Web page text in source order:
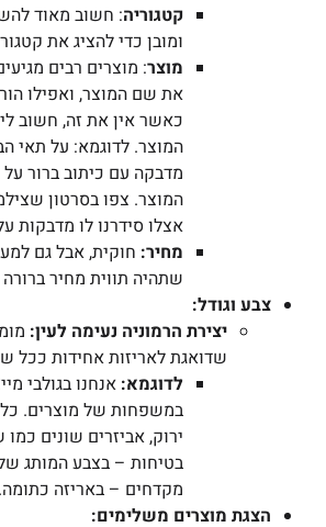
קטגוריה: חשוב מאוד
ומובן כדי להציג את
מוצר: מוצרים רבים
את שם המוצר, ואפילו
כאשר אין את זה, חשוב
המוצר. לדוגמא: על תאי
מדבקה עם כיתוב ברור
המוצר. צפו בסרטון
אצלו סידרנו לו מדבקות
מחיר: חוקית, אבל גם
שתהיה תווית מחיר
צבע וגודל:
יצירת הרמוניה נעימה לעין:
שדואגת לאריזות אחידות ככל
לדוגמא: אנחנו בגולבי
במשפחות של מוצרים.
ירוק, אביזרים שונים כמו
בטיחות – בצבע המותג
מקדחים – באריזה כתומה.
הצגת מוצרים משלימים: